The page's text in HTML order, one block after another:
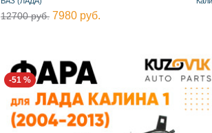
12700 руб. 7980 руб.
-51 %